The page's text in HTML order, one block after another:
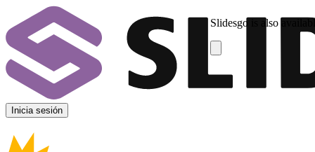
Slidesgo is also
Inicia sesión